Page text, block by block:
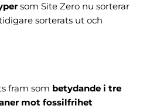
som Site Zero nu sorterar
sorterats ut och
fram som betydande i tre
mot fossilfrihet